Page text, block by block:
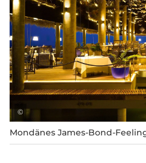
©
Mondänes James-Bond-